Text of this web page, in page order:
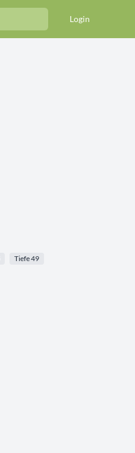
Login
Tiefe 49